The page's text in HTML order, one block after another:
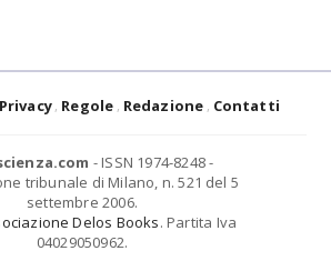
Privacy Regole Redazione Contatti
- ISSN 1974-8248 -
tribunale di Milano, n. 521 del 5
settembre 2006.
Delos Books. Partita Iva
04029050962.